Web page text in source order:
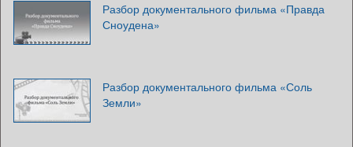
Разбор документального фильма «Правда
Сноудена»
Разбор документального фильма «Соль
Земли»